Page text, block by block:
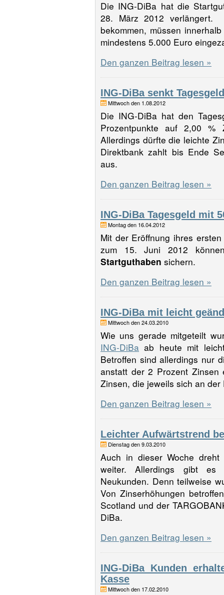
Die ING-DiBa hat die
28. März 2012 verlängert.
bekommen, müssen
mindestens 5.000 Euro
Den ganzen Beitrag lesen »
ING-DiBa senkt
Mittwoch den 1.08.2012
Die ING-DiBa hat den
Prozentpunkte auf 2,00 %
Allerdings dürfte die leichte
Direktbank zahlt bis Ende
aus.
Den ganzen Beitrag lesen »
ING-DiBa Tagesgeld mit
Montag den 16.04.2012
Mit der Eröffnung ihres
zum 15. Juni 2012
Startguthaben sichern.
Den ganzen Beitrag lesen »
ING-DiBa mit leicht
Mittwoch den 24.03.2010
Wie uns gerade mitgeteilt
ING-DiBa ab heute mit
Betroffen sind allerdings nur
anstatt der 2 Prozent Zinsen
Zinsen, die jeweils sich an
Den ganzen Beitrag lesen »
Leichter Aufwärtstrend
Dienstag den 9.03.2010
Auch in dieser Woche
weiter. Allerdings gibt es
Neukunden. Denn teilweise
Von Zinserhöhungen
Scotland und der
DiBa.
Den ganzen Beitrag lesen »
ING-DiBa Kunden
Kasse
Mittwoch den 17.02.2010